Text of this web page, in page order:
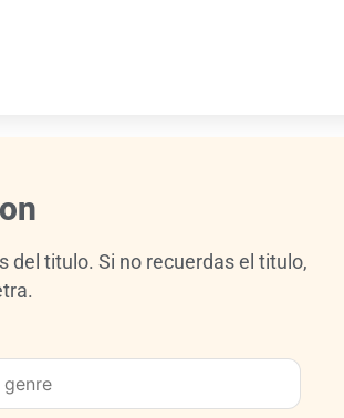
del titulo. Si no recuerdas el titulo,